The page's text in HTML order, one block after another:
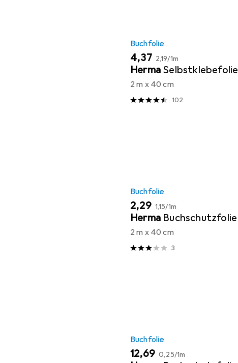
Buchfolie
EUR
4,37 EUR
2,19/1m
Herma Selbstklebefolie
2 m x 40 cm
102
Buchfolie
EUR
2,29 EUR
1,15/1m
Herma Buchschutzfolie
2 m x 40 cm
3
Buchfolie
EUR
12,69 EUR
0,25/1m